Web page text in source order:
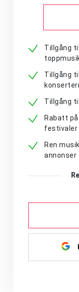
Tillgång
Tillgång
Tillgång
Rabatt
festivaler
Ren
annonser